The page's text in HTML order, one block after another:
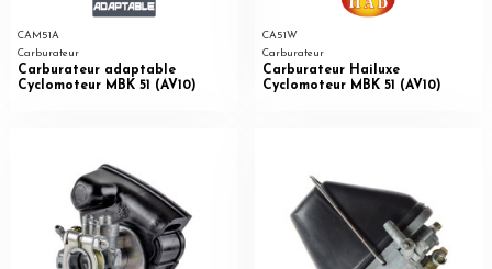
CAM51A
Carburateur
Carburateur adaptable
Cyclomoteur MBK 51 (AV10)
CA51W
Carburateur
Carburateur Hailuxe
Cyclomoteur MBK 51 (AV10)